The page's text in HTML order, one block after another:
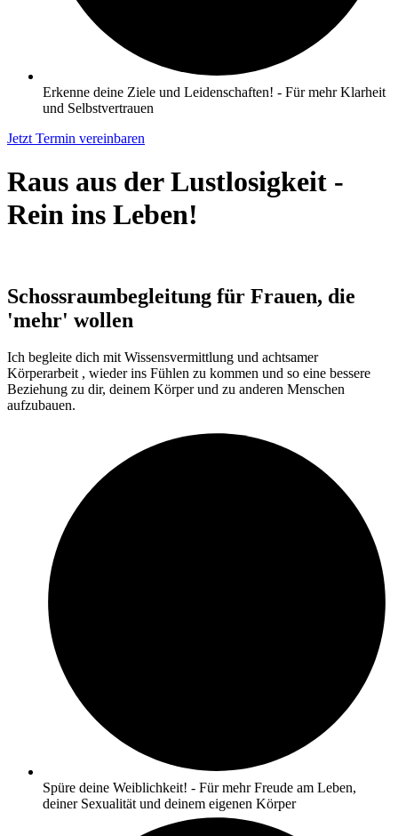
Erkenne deine Ziele und Leidenschaften! - Für mehr Klarheit
und Selbstvertrauen
Jetzt Termin vereinbaren
Raus aus der Lustlosigkeit -
Rein ins Leben!
Schossraumbegleitung für Frauen, die
'mehr' wollen
Ich begleite dich mit Wissensvermittlung und achtsamer
Körperarbeit , wieder ins Fühlen zu kommen und so eine bessere
Beziehung zu dir, deinem Körper und zu anderen Menschen
aufzubauen.
Spüre deine Weiblichkeit! - Für mehr Freude am Leben,
deiner Sexualität und deinem eigenen Körper